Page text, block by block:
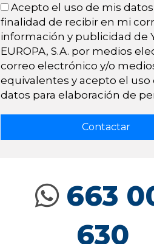
Acepto el uso de mis
finalidad de recibir en mi
información y publicidad de
EUROPA, S.A. por medios
correo electrónico y/o
equivalentes y acepto el uso
datos para elaboración de
663
630